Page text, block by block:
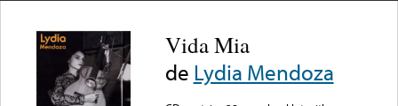
Vida Mia
de Lydia Mendoza